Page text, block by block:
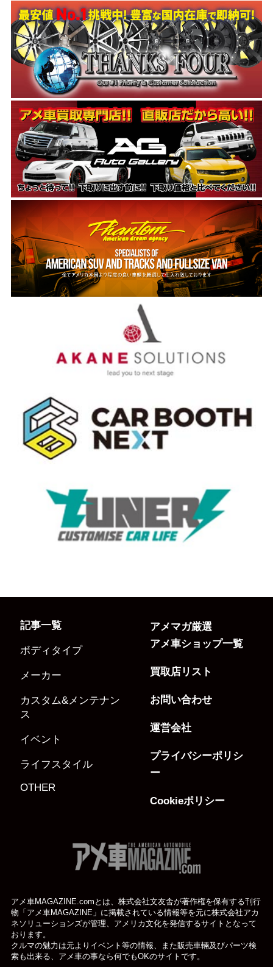
記事一覧
ボディタイプ
メーカー
カスタム&メンテナン
ス
イベント
ライフスタイル
OTHER
アメマガ厳選
アメ車ショップ一覧
買取店リスト
お問い合わせ
運営会社
プライバシーポリシ
ー
Cookieポリシー
アメ車MAGAZINE.comとは、株式会社文友舎が著作権を保有する刊行
物「アメ車MAGAZINE」に掲載されている情報等を元に株式会社アカ
ネソリューションズが管理、アメリカ文化を発信するサイトとなって
おります。
クルマの魅力は元よりイベント等の情報、また販売車輛及びパーツ検
索も出来る、アメ車の事なら何でもOKのサイトです。